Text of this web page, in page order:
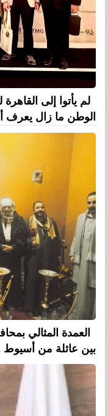
لم يأتوا إلى
الوطن ما زال يعرف
العمدة المثالي
بين عائلة من أسيوط